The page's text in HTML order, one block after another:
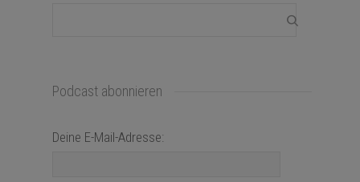
Podcast abonnieren
Deine E-Mail-Adresse: